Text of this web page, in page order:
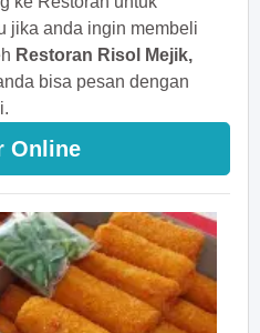
jika anda ingin membeli
Restoran Risol Mejik,
bisa pesan dengan
Online